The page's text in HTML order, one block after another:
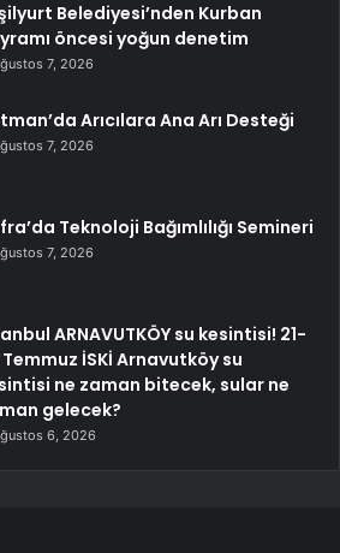
Belediyesi’nden Kurban
öncesi yoğun denetim
7, 2026
Arıcılara Ana Arı Desteği
7, 2026
Teknoloji Bağımlılığı Semineri
7, 2026
ARNAVUTKÖY su kesintisi! 21-
Temmuz İSKİ Arnavutköy su
ne zaman bitecek, sular ne
gelecek?
6, 2026